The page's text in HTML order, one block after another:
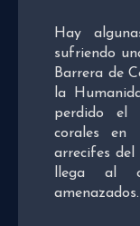
Hay
sufriendo
Barrera de
la
perdido el
corales en
arrecifes del
llega al
amenazados.